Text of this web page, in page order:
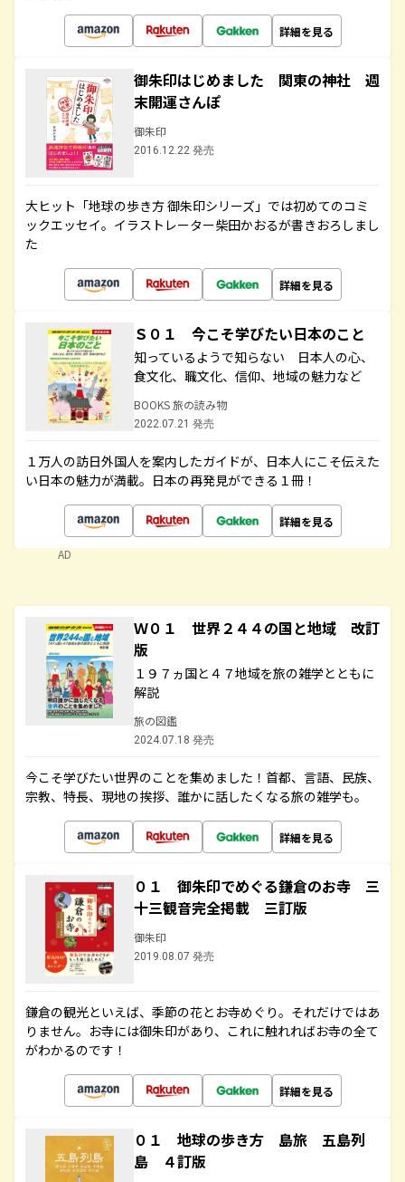
詳細を見る
御朱印はじめました 関東の神社 週
末開運さんぽ
御朱印
2016.12.22 発売
大ヒット「地球の歩き方 御朱印シリーズ」では初めてのコミ
ックエッセイ。イラストレーター柴田かおるが書きおろしまし
た
詳細を見る
Ｓ０１ 今こそ学びたい日本のこと
知っているようで知らない 日本人の心、
食文化、職文化、信仰、地域の魅力など
BOOKS 旅の読み物
2022.07.21 発売
１万人の訪日外国人を案内したガイドが、日本人にこそ伝えた
い日本の魅力が満載。日本の再発見ができる１冊！
詳細を見る
AD
Ｗ０１ 世界２４４の国と地域 改訂
版
１９７ヵ国と４７地域を旅の雑学とともに
解説
旅の図鑑
2024.07.18 発売
今こそ学びたい世界のことを集めました！首都、言語、民族、
宗教、特長、現地の挨拶、誰かに話したくなる旅の雑学も。
詳細を見る
０１ 御朱印でめぐる鎌倉のお寺 三
十三観音完全掲載 三訂版
御朱印
2019.08.07 発売
鎌倉の観光といえば、季節の花とお寺めぐり。それだけではあ
りません。お寺には御朱印があり、これに触れればお寺の全て
がわかるのです！
詳細を見る
０１ 地球の歩き方 島旅 五島列
島 ４訂版